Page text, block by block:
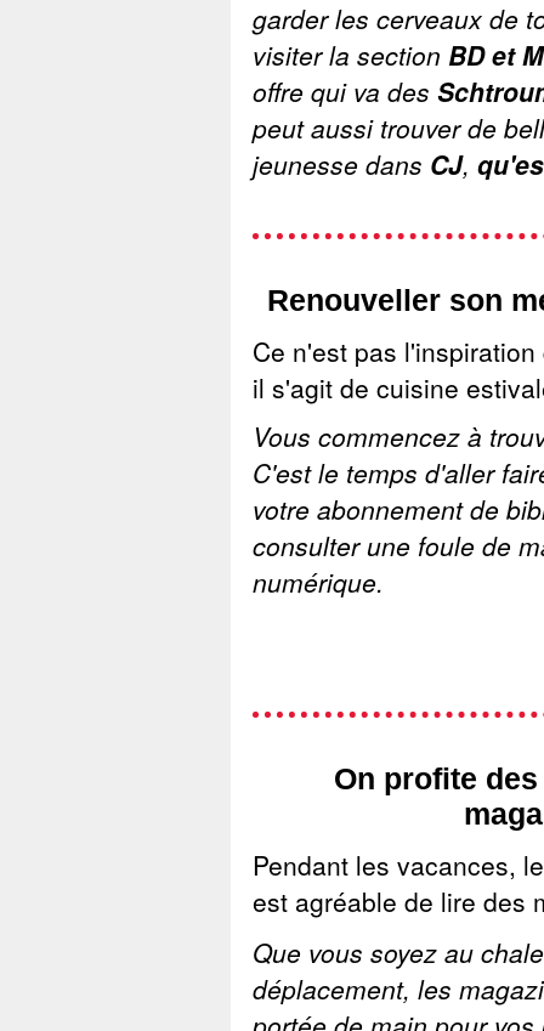
garder les cerveaux de
visiter la section BD et
offre qui va des
peut aussi trouver de
jeunesse dans CJ,
Renouveller son
Ce n'est pas
il s'agit de cuisine
Vous commencez à
C'est le temps d'aller
votre abonnement de
consulter une foule de
numérique.
On profite
Pendant les vacances,
est agréable de lire des
Que vous soyez au
déplacement, les